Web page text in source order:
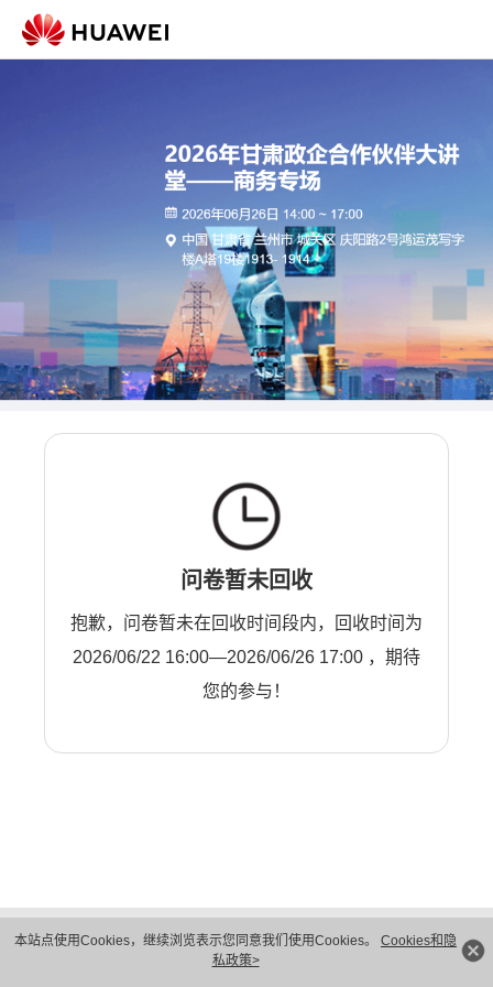
本站点使用Cookies，继续浏览表示您同意我们使用Cookies。 Cookies和隐
私政策>
问卷暂未回收
抱歉，问卷暂未在回收时间段内，回收时间为
2026/06/22 16:00—2026/06/26 17:00 ，期待
您的参与！
隐私保护
法律声明